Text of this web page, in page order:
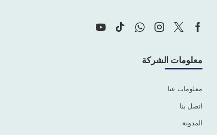
معلومات الشركة
معلومات عنا
اتصل بنا
المدونة